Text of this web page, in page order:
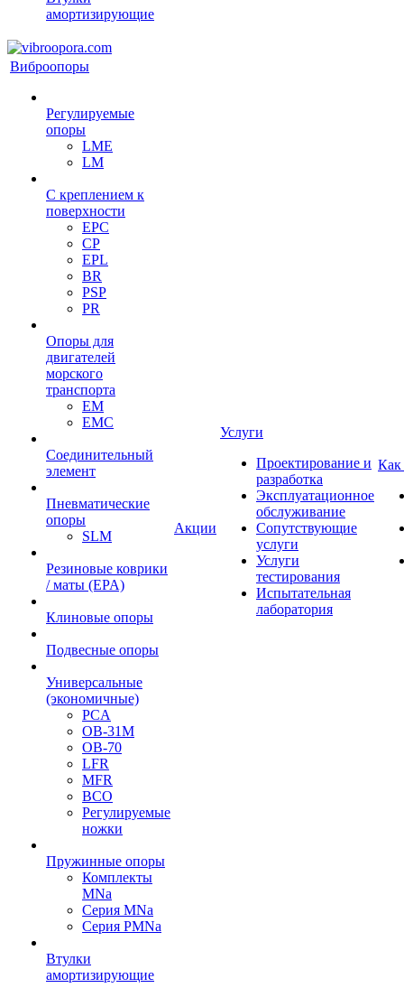
амортизирующие
Виброопоры
Регулируемые
опоры
LME
LM
С креплением к
поверхности
EPC
CP
EPL
BR
PSP
PR
Опоры для
двигателей
морского
транспорта
EM
EMC
Cоединительный
элемент
Пневматические
опоры
SLM
Резиновые коврики
/ маты (EPA)
Клиновые опоры
Подвесные опоры
Универсальные
(экономичные)
PCA
ОВ-31М
OB-70
LFR
MFR
ВСО
Регулируемые
ножки
Пружинные опоры
Комплекты
MNa
Серия MNa
Серия PMNa
Втулки
амортизирующие
Акции
Услуги
Проектирование и
разработка
Эксплуатационное
обслуживание
Сопутствующие
услуги
Услуги
тестирования
Испытательная
лаборатория
Как